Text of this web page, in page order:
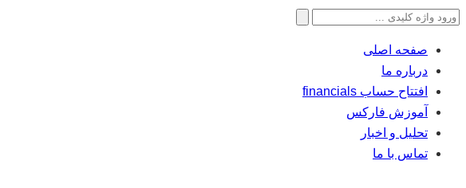
جستجو
صفحه اصلی
درباره ما
افتتاح حساب financials
آموزش فارکس
تحلیل و اخبار
تماس با ما